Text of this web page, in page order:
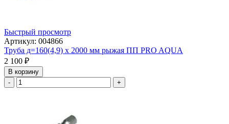
Быстрый просмотр
Артикул: 004866
Труба д=160(4,9) х 2000 мм рыжая ПП PRO AQUA
2 100 ₽
В корзину
-
+